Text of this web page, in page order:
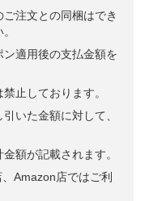
注文との同梱はでき
適用後の支払金額を
止しております。
いた金額に対して、
額が記載されます。
Amazon店ではご利